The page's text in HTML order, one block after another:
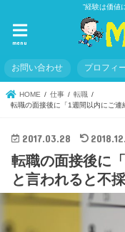
”経験は価値
menu
お問い合わせ プロフィ
HOME 仕事
転職
転職の面接後に「1週間以内にご
2017.03.28
転職の面接後に
と言われると不